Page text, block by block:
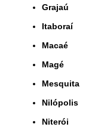
Grajaú
Itaboraí
Macaé
Magé
Mesquita
Nilópolis
Niterói